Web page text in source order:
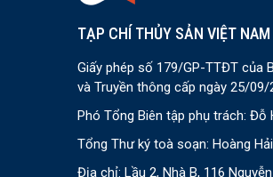
TẠP CHÍ THỦY SẢN VIỆT NAM
Giấy phép số 179/GP-TTĐT của
và Truyền thông cấp ngày 25/09/
Phó Tổng Biên tập phụ trách: Đỗ
Tổng Thư ký toà soạn: Hoàng
Địa chỉ: Lầu 2, Nhà B, 116